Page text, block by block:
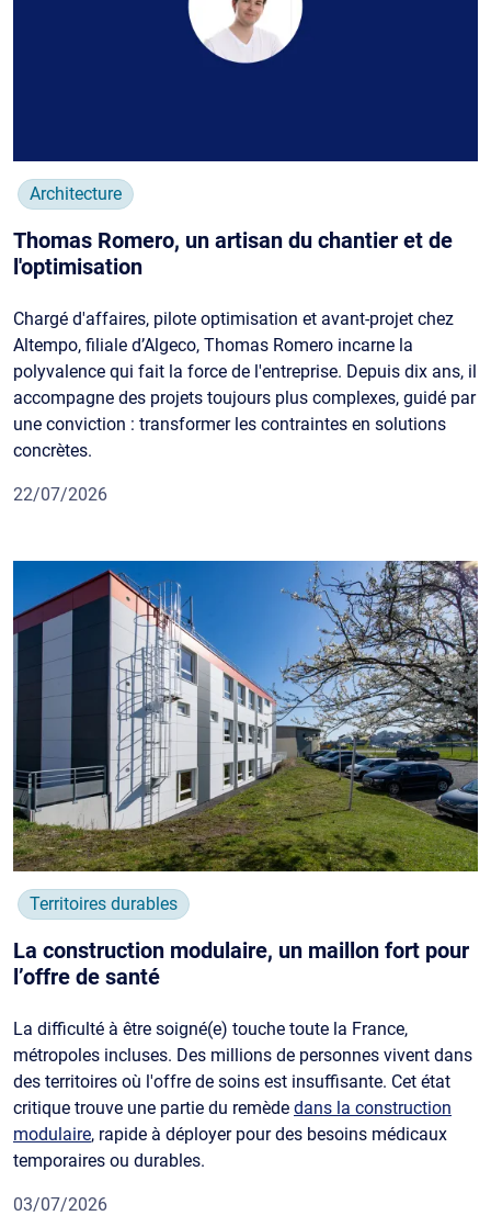
Architecture
Thomas Romero, un artisan du chantier et de
l'optimisation
Chargé d'affaires, pilote optimisation et avant-projet chez
Altempo, filiale d’Algeco, Thomas Romero incarne la
polyvalence qui fait la force de l'entreprise. Depuis dix ans, il
accompagne des projets toujours plus complexes, guidé par
une conviction : transformer les contraintes en solutions
concrètes.
22/07/2026
Territoires durables
La construction modulaire, un maillon fort pour
l’offre de santé
La difficulté à être soigné(e) touche toute la France,
métropoles incluses. Des millions de personnes vivent dans
des territoires où l'offre de soins est insuffisante. Cet état
critique trouve une partie du remède dans la construction
modulaire, rapide à déployer pour des besoins médicaux
temporaires ou durables.
03/07/2026